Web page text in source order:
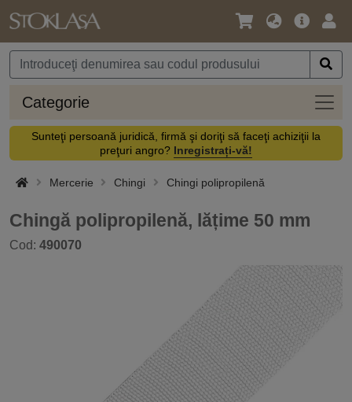
Limbă
Monedă
Meniul
Categorie
Sunteţi persoană juridică, firmă şi doriţi să faceţi achiziţii la
preţuri angro? Inregistrați-vă!
Mercerie Chingi Chingi polipropilenă
Chingă polipropilenă, lățime 50 mm
Cod: 490070